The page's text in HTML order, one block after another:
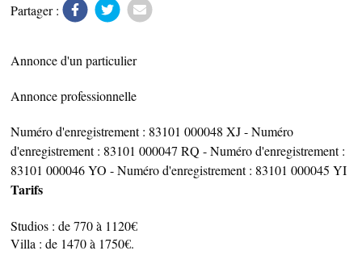
CÔTÉ VILLAGE
ESPACE PRO
Partager :
Annonce d'un particulier
Annonce professionnelle
Numéro d'enregistrement : 83101 000048 XJ - Numéro
d'enregistrement : 83101 000047 RQ - Numéro d'enregistrement :
83101 000046 YO - Numéro d'enregistrement : 83101 000045 YI
Tarifs
Studios : de 770 à 1120€
Villa : de 1470 à 1750€.